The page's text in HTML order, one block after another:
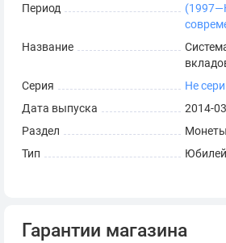
Период
Название
Серия
Не
Дата выпуска
2014-
Раздел
Монеты
Тип
Гарантии магазина